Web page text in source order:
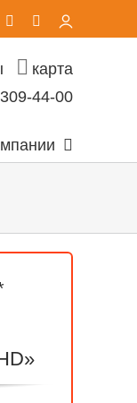
Telegram
EmailЛичный
кабинет
карта
44-00